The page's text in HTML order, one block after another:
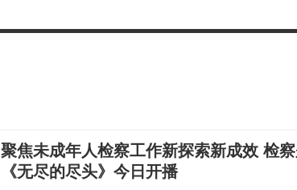
聚焦未成年人检察工作新探索新成效 检
《无尽的尽头》今日开播